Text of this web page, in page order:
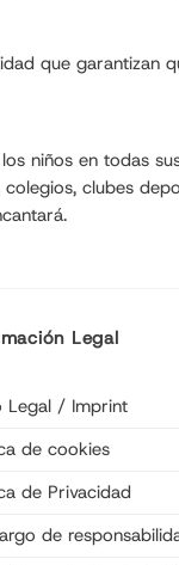
que garantizan
niños en todas
clubes
Legal
Legal / Imprint
de cookies
de Privacidad
de